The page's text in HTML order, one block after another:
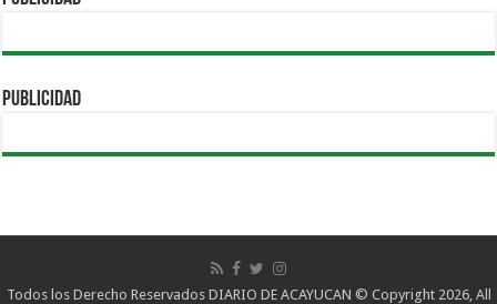
PUBLICIDAD
Todos los Derecho Reservados DIARIO DE ACAYUCAN © Copyright 2026, All